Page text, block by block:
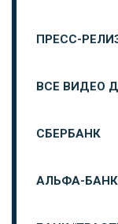
ПРЕСС-
ВСЕ ВИДЕО
СБЕРБАНК
АЛЬФА-БАНК